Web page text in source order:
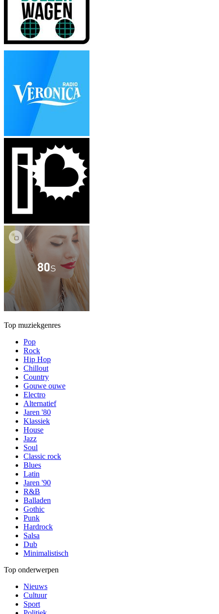
Top muziekgenres
Pop
Rock
Hip Hop
Chillout
Country
Gouwe ouwe
Electro
Alternatief
Jaren '80
Klassiek
House
Jazz
Soul
Classic rock
Blues
Latin
Jaren '90
R&B
Balladen
Gothic
Punk
Hardrock
Salsa
Dub
Minimalistisch
Top onderwerpen
Nieuws
Cultuur
Sport